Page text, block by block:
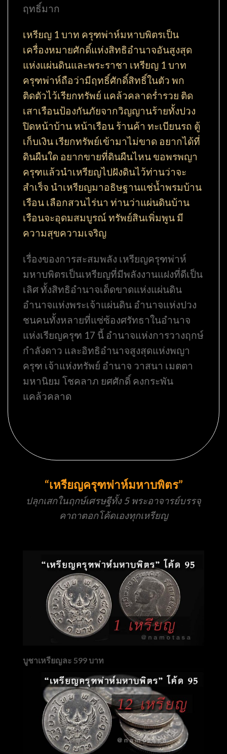
ฤทธิ์มาก
เหรียญ 1 บาท ครุฑพ่าห์มหาบพิตรเป็น
เครื่องหมายศักดิ์แห่งสิทธิอำนาจอันสูงสุด
แห่งแผ่นดินและพระราชา เหรียญ 1 บาท
ครุฑพ่าห์ถือว่ามีฤทธิ์ศักดิ์สิทธิ์ในตัว พก
ติดตัวไว้เรียกทรัพย์ แคล้วคลาดร่ำรวย ติด
เสาเรือนป้องกันภัยจากวิญญานร้ายทั้งปวง
ปิดหน้าบ้าน หน้าเรือน ร้านค้า ทะเบียนรถ ตู้
เก็บเงิน เรียกทรัพย์เข้ามาไม่ขาด อยากได้ที่
ดินผืนใด อยากขายที่ดินผืนไหน ขอพรพญา
ครุฑแล้วนำเหรียญไปฝังดินไว้ท่านว่าจะ
สำเร็จ นำเหรียญมาอธิษฐานแช่น้ำพรมบ้าน
เรือน เลือกสวนไร่นา ท่านว่าแผ่นดินบ้าน
เรือนจะอุดมสมบูรณ์ ทรัพย์สินเพิ่มพูน มี
ความสุขความเจริญ
เรื่องของการสะสมพลัง เหรียญครุฑพ่าห์
มหาบพิตรเป็นเหรียญที่มีพลังงานแฝงที่ดีเป็น
เลิศ ทั้งสิทธิอำนาจเด็ดขาดแห่งแผ่นดิน
อำนาจแห่งพระเจ้าแผ่นดิน อำนาจแห่งปวง
ชนคนทั้งหลายที่แซ่ซ้องศรัทธาในอำนาจ
แห่งเรียญครุฑ 17 นี้ อำนาจแห่งการวางฤกษ์
กำลังดาว และอิทธิอำนาจสูงสุดแห่งพญา
ครุฑ เจ้าแห่งทรัพย์ อำนาจ วาสนา เมตตา
มหานิยม โชคลาภ ยศศักดิ์ คงกระพัน
แคล้วคลาด
“เหรียญครุฑพ่าห์มหาบพิตร”
ปลุกเสกในฤกษ์เศรษฐีทั้ง 5 พระอาจารย์บรรจุ
คาถาตอกโค้ดเองทุกเหรียญ
บูชาเหรียญละ 599 บาท